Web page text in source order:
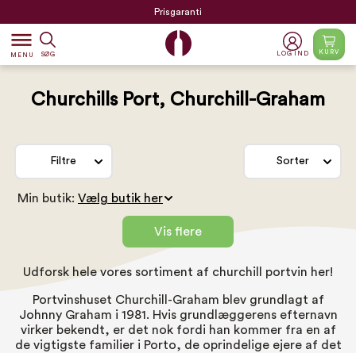
Prisgaranti
dehaze
MENU SØG LOG IND KURV
Churchills Port, Churchill-Graham
Filtre Sorter
Min butik:
Vis flere
Udforsk hele vores sortiment af churchill portvin her!
Portvinshuset Churchill-Graham blev grundlagt af
Johnny Graham i 1981. Hvis grundlæggerens efternavn
virker bekendt, er det nok fordi han kommer fra en af
de vigtigste familier i Porto, de oprindelige ejere af det